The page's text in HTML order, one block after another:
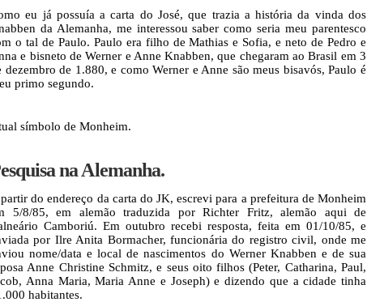
eu já possuía a carta do José, que trazia a história da vinda dos
da Alemanha, me interessou saber como seria meu parentesco
o tal de Paulo. Paulo era filho de Mathias e Sofia, e neto de Pedro e
e bisneto de Werner e Anne Knabben, que chegaram ao Brasil em 3
dezembro de 1.880, e como Werner e Anne são meus bisavós, Paulo é
primo segundo.
símbolo de Monheim.
na Alemanha.
do endereço da carta do JK, escrevi para a prefeitura de Monheim
5/8/85, em alemão traduzida por Richter Fritz, alemão aqui de
Camboriú. Em outubro recebi resposta, feita em 01/10/85, e
por Ilre Anita Bormacher, funcionária do registro civil, onde me
nome/data e local de nascimentos do Werner Knabben e de sua
Anne Christine Schmitz, e seus oito filhos (Peter, Catharina, Paul,
Anna Maria, Maria Anne e Joseph) e dizendo que a cidade tinha
habitantes.